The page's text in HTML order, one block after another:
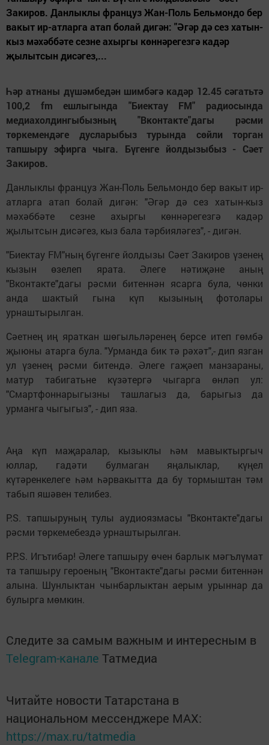
Закиров. Данлыклы француз Жан-Поль Бельмондо бер
вакыт ир-атларга атап болай дигән: "Әгәр дә сез хатын-
кыз мәхәббәте сезне ахыргы көннәрегезгә кадәр
җылытсын дисәгез,...
Һәр атнаны дүшәмбедән шимбәгә кадәр 12.45 сәгатьтә
100,2 fm ешлыгында "Биектау FM" радиосында
медиахолдингыбызның "Вконтакте"дагы рәсми
төркемендәге дусларыбыз турында сөйли торган
тапшыру эфирга чыга. Бүгенге йолдызыбыз - Сәет
Закиров.
Данлыклы француз Жан-Поль Бельмондо бер вакыт ир-
атларга атап болай дигән: "Әгәр дә сез хатын-кыз
мәхәббәте сезне ахыргы көннәрегезгә кадәр
җылытсын дисәгез, кыз бала тәрбияләгез", - дигән.
"Биектау FM"ның бүгенге йолдызы Сәет Закиров үзенең
кызын өзелеп ярата. Әлеге нәтиҗәне аның
"Вконтакте"дагы рәсми битеннән ясарга була, чөнки
анда шактый гына күп кызының фотолары
урнаштырылган.
Сәетнең иң яраткан шөгыльләренең берсе итеп гөмбә
җыюны атарга була. "Урманда бик тә рәхәт",- дип язган
ул үзенең рәсми битендә. Әлеге гаҗәеп манзараны,
матур табигатьне күзәтергә чыгарга өнләп ул:
"Смартфоннарыгызны ташлагыз да, барыгыз да
урманга чыгыгыз", - дип яза.
Аңа күп маҗаралар, кызыклы һәм мавыктыргыч
юллар, гадәти булмаган яңалыклар, күңел
күтәренкелеге һәм һәрвакытта да бу тормыштан тәм
табып яшәвен телибез.
P.S. тапшыруның тулы аудиоязмасы "Вконтакте"дагы
рәсми төркемебездә урнаштырылган.
P.P.S. Игътибар! Әлеге тапшыру өчен барлык мәгълүмат
та тапшыру героеның "Вконтакте"дагы рәсми битеннән
алына. Шунлыктан чынбарлыктан аерым урыннар да
булырга мөмкин.
Следите за самым важным и интересным в
Telegram-канале Татмедиа
Читайте новости Татарстана в
национальном мессенджере MАХ:
https://max.ru/tatmedia